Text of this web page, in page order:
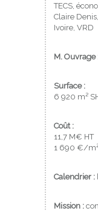
TECS,
Claire
Ivoire, VRD
M. Ouvrage
Surface :
6 920 m²
Coût :
11,7 M€ HT
1 690 €/
Calendrier :
Mission :